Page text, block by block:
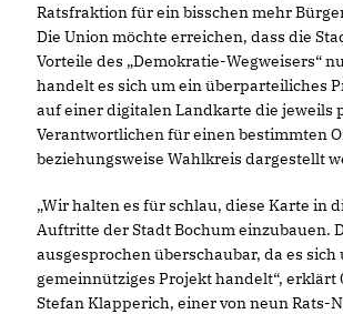
Ratsfraktion für ein bisschen mehr
Die Union möchte erreichen, dass die
Vorteile des „Demokratie-Wegweisers“
handelt es sich um ein überparteiliches
auf einer digitalen Landkarte die jeweils
Verantwortlichen für einen bestimmten
beziehungsweise Wahlkreis dargestellt
Wir halten es für schlau, diese Karte in
Auftritte der Stadt Bochum einzubauen.
ausgesprochen überschaubar, da es sich
gemeinnütziges Projekt handelt“, erklärt
Stefan Klapperich, einer von neun Rats-